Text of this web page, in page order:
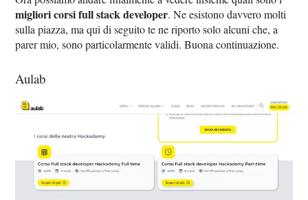
migliori corsi full stack developer. Ne esistono davvero molti
sulla piazza, ma qui di seguito te ne riporto solo alcuni che, a
parer mio, sono particolarmente validi. Buona continuazione.
Aulab